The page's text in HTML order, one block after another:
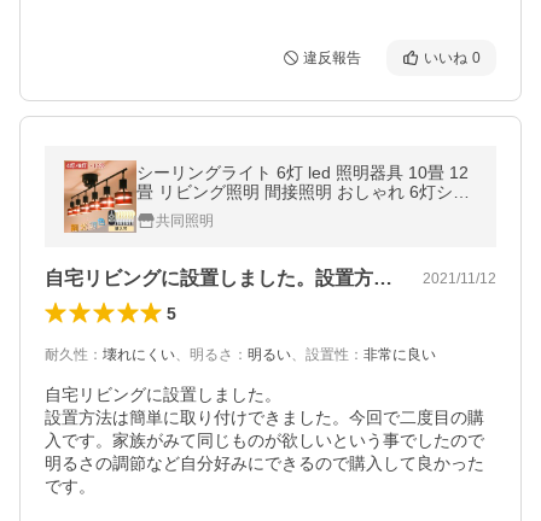
違反報告 いいね 0
シーリングライト 6灯 led 照明器具 10畳 12
畳 リビング照明 間接照明 おしゃれ 6灯シー
リングライト 北欧 調光調色 リモコン
共同照明
自宅リビングに設置しました。設置方法は… 2021/11/12
5
耐久性 ： 壊れにくい、 明るさ ： 明るい、 設置性 ： 非常に良い
自宅リビングに設置しました。
設置方法は簡単に取り付けできました。今回で二度目の購
入です。家族がみて同じものが欲しいという事でしたので
明るさの調節など自分好みにできるので購入して良かった
です。